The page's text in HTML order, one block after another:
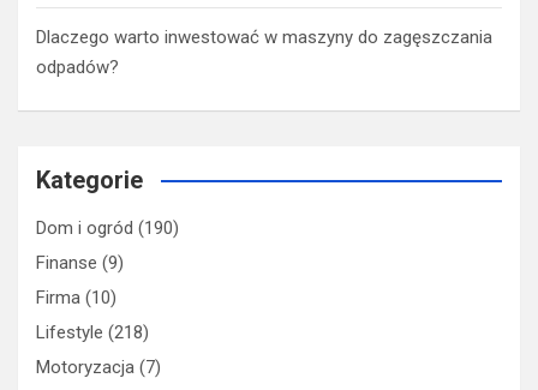
Dlaczego warto inwestować w maszyny do zagęszczania
odpadów?
Kategorie
Dom i ogród (190)
Finanse (9)
Firma (10)
Lifestyle (218)
Motoryzacja (7)